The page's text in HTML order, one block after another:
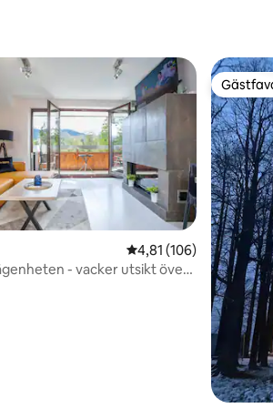
4,81 av 5 i
4,81 (106)
- vacker utsikt över